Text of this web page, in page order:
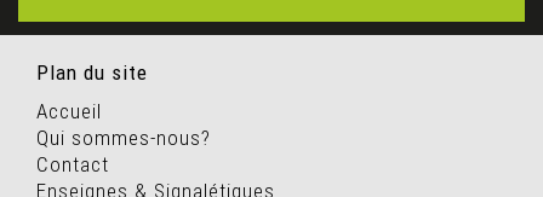
Plan du site
Accueil
Qui sommes-nous?
Contact
Enseignes & Signalétiques